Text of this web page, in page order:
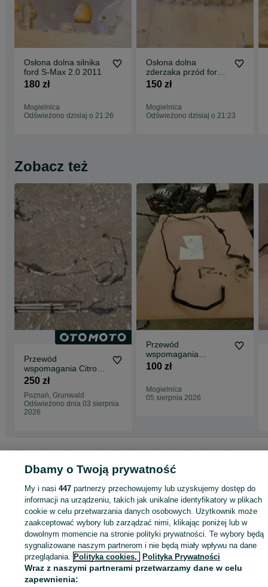
Osłona dolna silnika
ford S-Max 2.0 2011
180 zł
Mogielnica
Odświeżono dzisiaj o 21:26
Osłona dolna
zderzaka przód ford
S-Max
150 zł
Mogielnica
Odświeżono dzisiaj o 21:23
Zobacz też
Przewód
wspomagania Citroen
C5 III X7 2.0 HDI
250 zł
Poznań, Grunwald
Odświeżono dnia 03 sierpnia
2026
Przewód
wspomagania
kierownicy citroen C5
100 zł
Mogielnica
05 sierpnia 2026
Strona główna Motoryzacja Części samochodowe Osobowe
Osobowe -
Mazowieckie
Osobowe - Mogielnica
KATEGORIA
ID:1048570301 Wyświetlenia:
Zadzwoń / SMS Wyślij wiadomość
Dbamy o Twoją prywatność
My i nasi447 partnerzy przechowujemy lub uzyskujemy dostęp do
informacji na urządzeniu, takich jak unikalne identyfikatory w plikach
cookie w celu przetwarzania danych osobowych. Użytkownik może
zaakceptować wybory lub zarządzać nimi, klikając poniżej lub w
dowolnym momencie na stronie polityki prywatności. Te wybory będą
sygnalizowane naszym partnerom i nie będą miały wpływu na dane
przeglądania. Polityka cookies, Polityka Prywatności
Wraz z naszymi partnerami przetwarzamy dane w celu
zapewnienia: